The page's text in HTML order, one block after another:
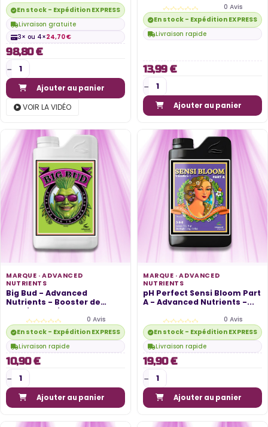
En stock - Expédition EXPRESS disponible
Livraison gratuite
3× ou 4×24,70 €
98,80 €
Ajouter au panier
VOIR LA VIDÉO
0 Avis
En stock - Expédition EXPRESS
Livraison rapide
13,99 €
Ajouter au panier
MARQUE ·ADVANCED
NUTRIENTS
Big Bud - Advanced
Nutrients - Booster de
Floraison Puissant
0 Avis
En stock - Expédition EXPRESS disponible
Livraison rapide
10,90 €
Ajouter au panier
MARQUE ·ADVANCED
NUTRIENTS
pH Perfect Sensi Bloom Part
A - Advanced Nutrients -...
0 Avis
En stock - Expédition EXPRESS
Livraison rapide
19,90 €
Ajouter au panier